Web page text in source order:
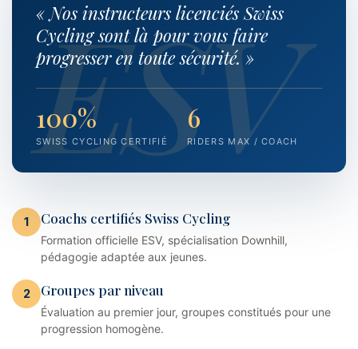
« Nos instructeurs licenciés Swiss
Cycling sont là pour vous faire
progresser en toute sécurité. »
100%
SWISS CYCLING CERTIFIÉ
6
RIDERS MAX / COACH
1 Coachs certifiés Swiss Cycling
Formation officielle ESV, spécialisation Downhill,
pédagogie adaptée aux jeunes.
2 Groupes par niveau
Évaluation au premier jour, groupes constitués pour une
progression homogène.